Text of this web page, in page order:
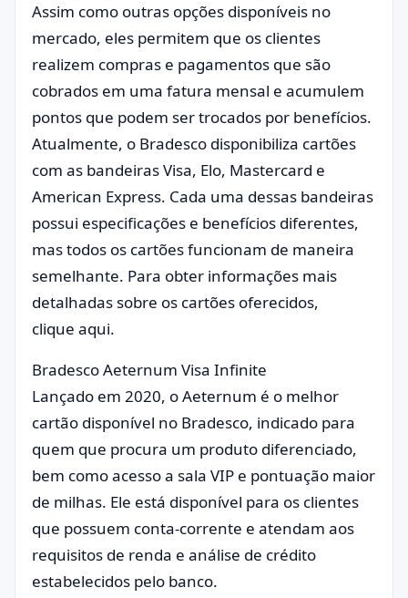
Assim como outras opções disponíveis no
mercado, eles permitem que os clientes
realizem compras e pagamentos que são
cobrados em uma fatura mensal e acumulem
pontos que podem ser trocados por benefícios.
Atualmente, o Bradesco disponibiliza cartões
com as bandeiras Visa, Elo, Mastercard e
American Express. Cada uma dessas bandeiras
possui especificações e benefícios diferentes,
mas todos os cartões funcionam de maneira
semelhante. Para obter informações mais
detalhadas sobre os cartões oferecidos,
clique aqui.
Bradesco Aeternum Visa Infinite
Lançado em 2020, o Aeternum é o melhor
cartão disponível no Bradesco, indicado para
quem que procura um produto diferenciado,
bem como acesso a sala VIP e pontuação maior
de milhas. Ele está disponível para os clientes
que possuem conta-corrente e atendam aos
requisitos de renda e análise de crédito
estabelecidos pelo banco.